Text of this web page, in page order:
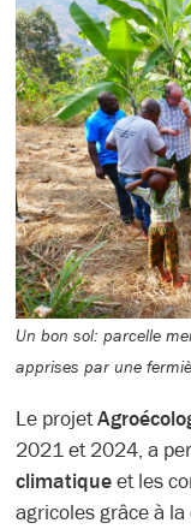
Un bon sol: parcelle
apprises par une
Le projet
2021 et 2024, a
climatique et les
agricoles grâce à